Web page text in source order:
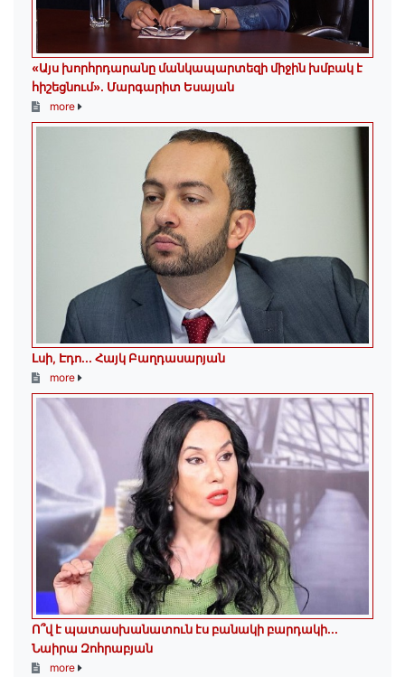
«Այս խորհրդարանը մանկապարտեզի միջին խմբակ է
հիշեցնում»․ Մարգարիտ Եսայան
more
Լսի, Էդո․․․ Հայկ Բաղդասարյան
more
Ո՞վ է պատասխանատուն էս բանակի բարդակի․․․
Նաիրա Զոհրաբյան
more